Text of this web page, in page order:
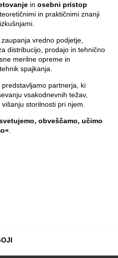
in osebni pristop
in praktičnimi znanji
vredno podjetje,
distribucijo, prodajo in tehnično
merilne opreme in
spajkanja.
predstavljamo partnerja, ki
vsakodnevnih težav,
storilnosti pri njem.
obveščamo, učimo